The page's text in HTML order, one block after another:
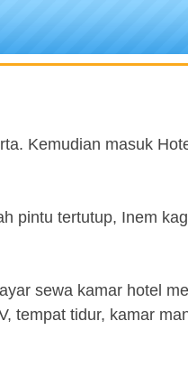
Kemudian masuk
pintu tertutup, Inem
sewa kamar hotel
tempat tidur, kamar